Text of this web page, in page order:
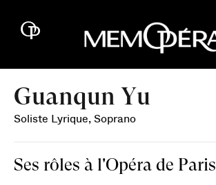
Guanqun Yu
Soliste Lyrique, Soprano
Ses rôles à l'Opéra de Paris